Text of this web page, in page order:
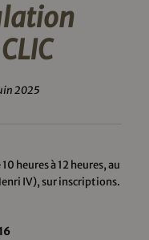
2025
heures à 12 heures, au
IV), sur inscriptions.